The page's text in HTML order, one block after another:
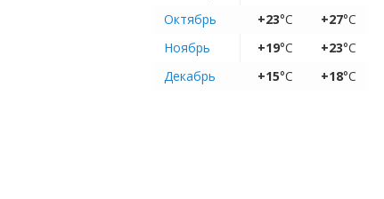
Октябрь
+23°C +27°C
Ноябрь
+19°C +23°C
Декабрь
+15°C +18°C